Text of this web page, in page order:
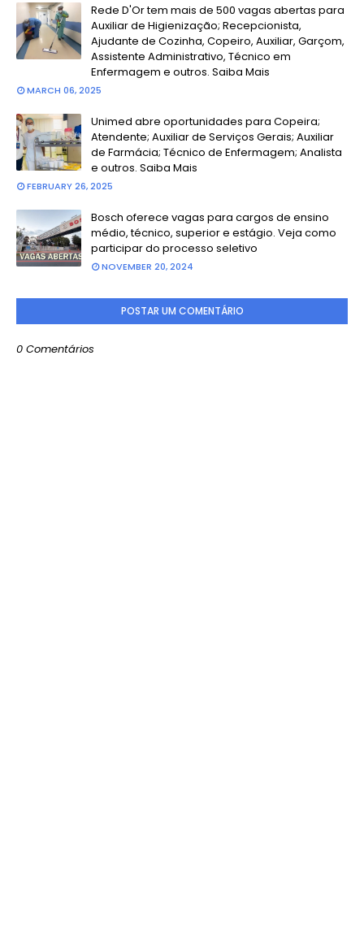
Rede D'Or tem mais de 500 vagas abertas para
Auxiliar de Higienização; Recepcionista,
Ajudante de Cozinha, Copeiro, Auxiliar, Garçom,
Assistente Administrativo, Técnico em
Enfermagem e outros. Saiba Mais
MARCH 06, 2025
Unimed abre oportunidades para Copeira;
Atendente; Auxiliar de Serviços Gerais; Auxiliar
de Farmácia; Técnico de Enfermagem; Analista
e outros. Saiba Mais
FEBRUARY 26, 2025
Bosch oferece vagas para cargos de ensino
médio, técnico, superior e estágio. Veja como
participar do processo seletivo
NOVEMBER 20, 2024
POSTAR UM COMENTÁRIO
0 Comentários